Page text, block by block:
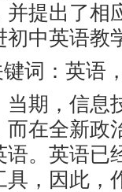
并提出了相
初中英语教
词：英语
，信息技
而在全新政
语。英语已
具，因此，